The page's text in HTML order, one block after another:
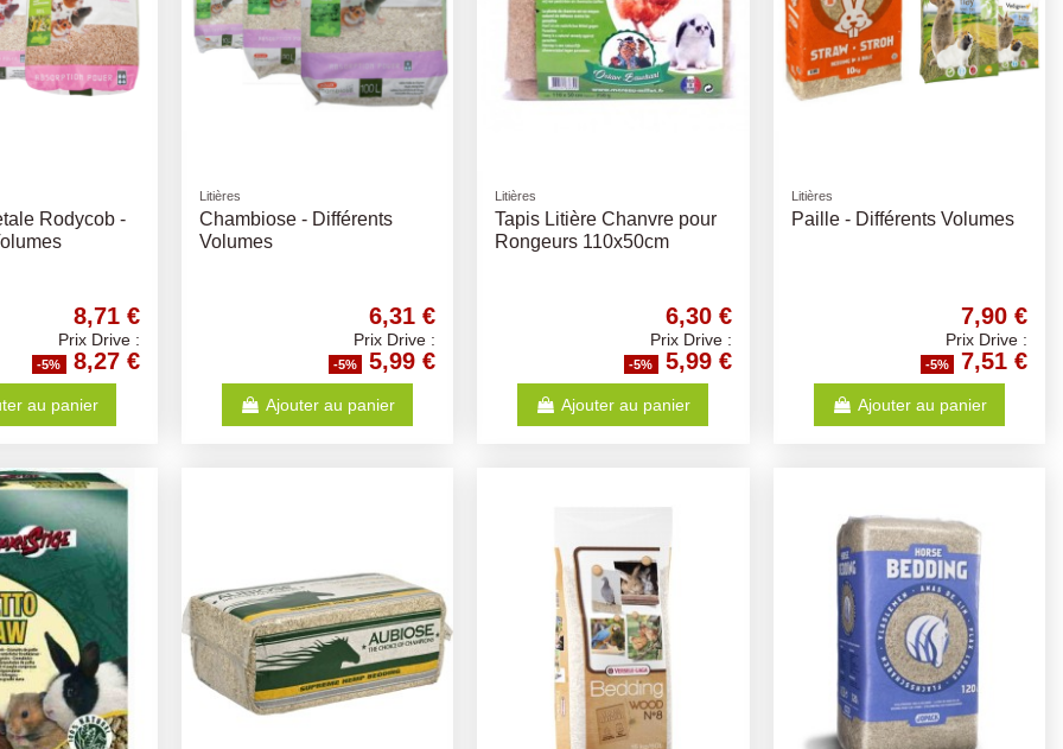
Rodycob -
8,71 €
Prix Drive :
-5% 8,27 €
au panier
Litières
Chambiose - Différents
Volumes
6,31 €
Prix Drive :
-5% 5,99 €
Ajouter au panier
Litières
Tapis Litière Chanvre pour
Rongeurs 110x50cm
6,30 €
Prix Drive :
-5% 5,99 €
Ajouter au panier
Litières
Paille - Différents Volumes
7,90 €
Prix Drive :
-5% 7,51 €
Ajouter au panier